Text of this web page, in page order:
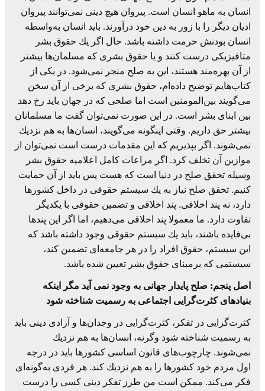
انسان به ماهو انسان است. پیروان هیچ دینی نمی‌توانند پیروان
ادیان دیگر را با زور به دین خود درآورند. باید انسان به‌واسطه
انسان بودنش حرمت داشته باشد. حال اگر یك حقوق بشر
متافیزیكی درست كنند و یا حقوق بشری كه مسلمان‌ها بیشتر
از آن بهره‌مند هستند، این به صلح منجر نمی‌شود. در یكی از
كتاب‌هایم توضیح داده‌ام، حقوق بشری كه برخی از آن سخن
می‌گویند بین‌المومنین است اما صلحی كه در جهان ‌باید رخ دهد
بین ابنای بشر است. در این صورت نمی‌توان گفت ما مسلمانان
بیشتر حق داریم. وقتی اینگونه می‌گویند، انسان‌ها به هم نزدیك
نمی‌شوند. اگر بپذیریم كه این مقدمات درست است نمی‌توان از
موازین آن تخلف كرد. اگر مراعات كامل اعلامیه حقوق بشر
وسیله تحقق صلح در دنیا است كه هست پس باید از آن حمایت
كنیم. تحقق صلح نیاز به یك سیستم حقوقی در داخل كشورها
دارد، نه پند اخلاقی. پند اخلاقی و تضمین حقوقی با یكدیگر
تفاوت دارد. ما معمولا پند اخلاقی می‌دهیم، اما اگر این پندها
بی‌فایده باشند، باید یك سیستم حقوقی وجود داشته باشد كه
این سیستم، حقوق افراد را در هر جامعه‌ای تضمین كند،
سیستمی كه برمبنای حقوق بشر تعیین شده باشد.
اصل پنجم: صلح پایدار جهانی به وجود نمی آید مگر اینکه
بنیادهای كثرت‌گرایی اجتماعی به رسمیت شناخته شود
كثرت‌گرایی در تفكر، كثرت‌گرایی در وجدان‌ها و آزادی دینی باید
به رسمیت شناخته شود وگرنه، انسان‌ها به هم نزدیك
نمی‌شوند. چارچوب‌های قانون اساسی كشورها باید در درجه
اول مردم خود كشورها را به هم نزدیك كند. هر فردی به‌گونه‌ای
فكر می‌كند. ممكن است من طرز تفكر دینی كسی را درست